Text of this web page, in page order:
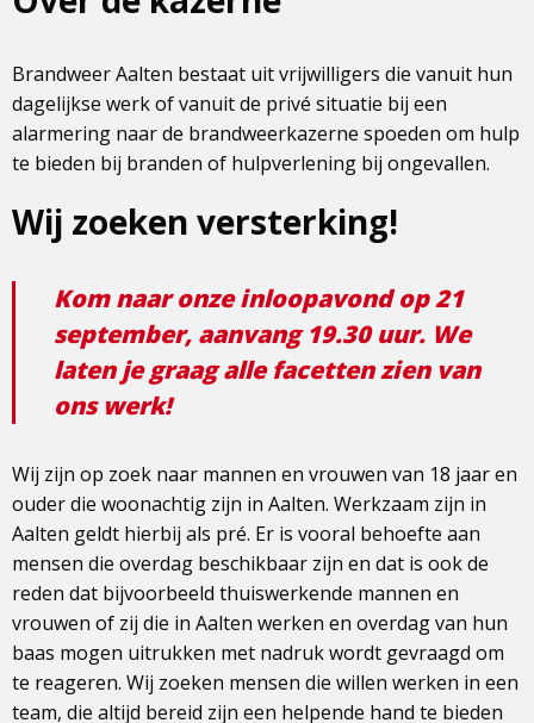
Brandweer Aalten bestaat uit vrijwilligers die vanuit hun
dagelijkse werk of vanuit de privé situatie bij een
alarmering naar de brandweerkazerne spoeden om hulp
te bieden bij branden of hulpverlening bij ongevallen.
Wij zoeken versterking!
Kom naar onze inloopavond op 21
september, aanvang 19.30 uur. We
laten je graag alle facetten zien van
ons werk!
Wij zijn op zoek naar mannen en vrouwen van 18 jaar en
ouder die woonachtig zijn in Aalten. Werkzaam zijn in
Aalten geldt hierbij als pré. Er is vooral behoefte aan
mensen die overdag beschikbaar zijn en dat is ook de
reden dat bijvoorbeeld thuiswerkende mannen en
vrouwen of zij die in Aalten werken en overdag van hun
baas mogen uitrukken met nadruk wordt gevraagd om
te reageren. Wij zoeken mensen die willen werken in een
team, die altijd bereid zijn een helpende hand te bieden